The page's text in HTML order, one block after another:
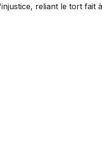
reliant le tort fait